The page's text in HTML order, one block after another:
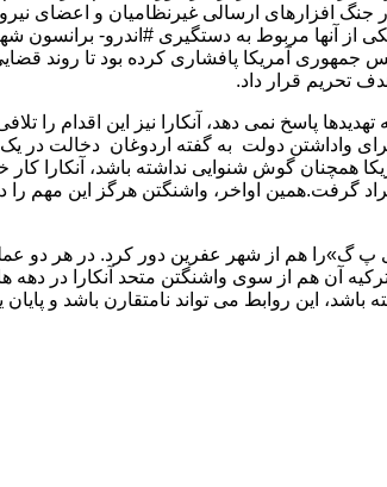
افزارهای ارسالی غیرنظامیان و اعضای
از آنها مربوط به دستگیری #اندرو- برانسون
آمریکا پافشاری کرده بود تا روند
تحریم قرار داد.
پاسخ نمی دهد، آنکارا نیز این اقدام را
واداشتن دولت به گفته اردوغان دخالت در
گرفت.همین اواخر، واشنگتن هرگز این مهم را
پ گ»را هم از شهر عفرین دور کرد. در هر دو
آن هم از سوی واشنگتن متحد آنکارا در
این روابط می تواند نامتقارن باشد و پایان